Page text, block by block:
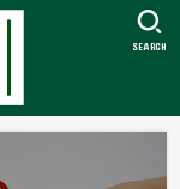
SEARCH